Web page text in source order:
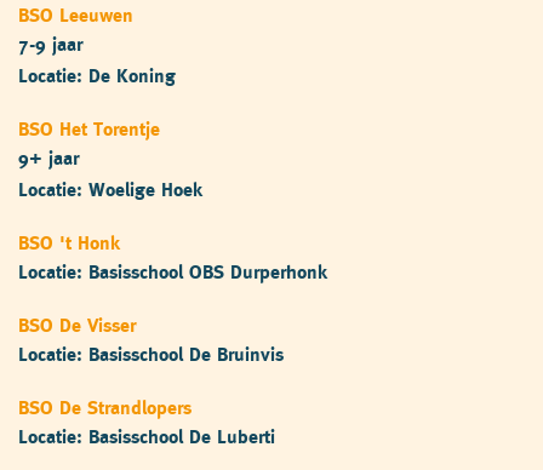
BSO Leeuwen
7-9 jaar
Locatie: De Koning
BSO Het Torentje
9+ jaar
Locatie: Woelige Hoek
BSO 't Honk
Locatie: Basisschool OBS Durperhonk
BSO De Visser
Locatie: Basisschool De Bruinvis
BSO De Strandlopers
Locatie: Basisschool De Luberti